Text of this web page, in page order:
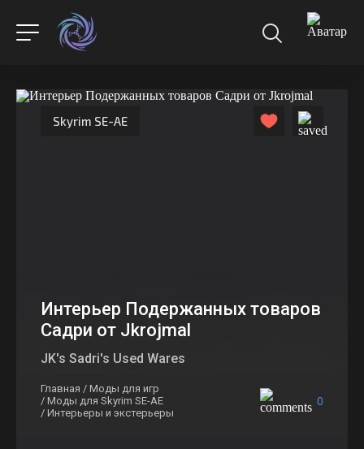
Skyrim SE-AE
Интерьер Подержанных товаров
Садри от Jkrojmal
JK's Sadri's Used Wares
Главная / Моды для игр
/ Моды для Skyrim SE-AE
/ Интерьеры и экстерьеры
0